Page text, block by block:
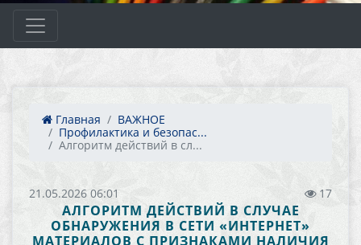
Главная
ВАЖНОЕ
Профилактика и безопас...
Алгоритм действий в сл...
21.05.2026 06:01 17
АЛГОРИТМ ДЕЙСТВИЙ В СЛУЧАЕ
ОБНАРУЖЕНИЯ В СЕТИ «ИНТЕРНЕТ»
МАТЕРИАЛОВ С ПРИЗНАКАМИ НАЛИЧИЯ